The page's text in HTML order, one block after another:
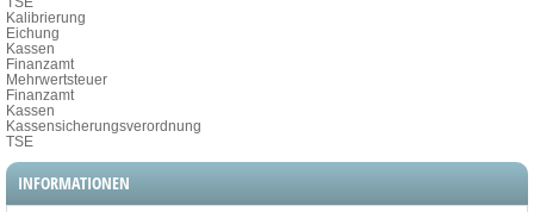
Kalibrierung
Eichung
Kassen
Finanzamt
Mehrwertsteuer
Finanzamt
Kassen
Kassensicherungsverordnung
TSE
INFORMATIONEN